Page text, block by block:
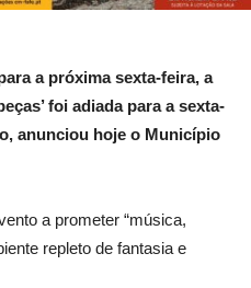
a próxima sexta-feira, a
foi adiada para a sexta-
anunciou hoje o Município
a prometer “música,
repleto de fantasia e